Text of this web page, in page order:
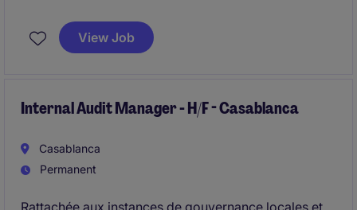
d'optimiser les performances financières de
l'entreprise afin de soutenir sa croissance durable.
contrôle de gestion
View Job
Internal Audit Manager - H/F - Casablanca
Casablanca
Permanent
Rattachée aux instances de gouvernance locales et